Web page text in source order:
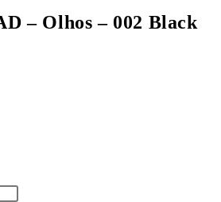
– Olhos – 002 Black